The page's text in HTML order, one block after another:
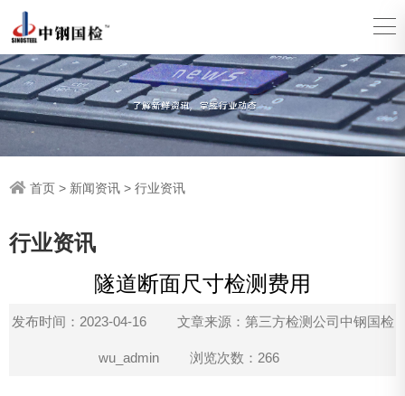
首页 > 新闻资讯 > 行业资讯
行业资讯
隧道断面尺寸检测费用
发布时间：2023-04-16 文章来源：第三方检测公司中钢国检
wu_admin 浏览次数：266